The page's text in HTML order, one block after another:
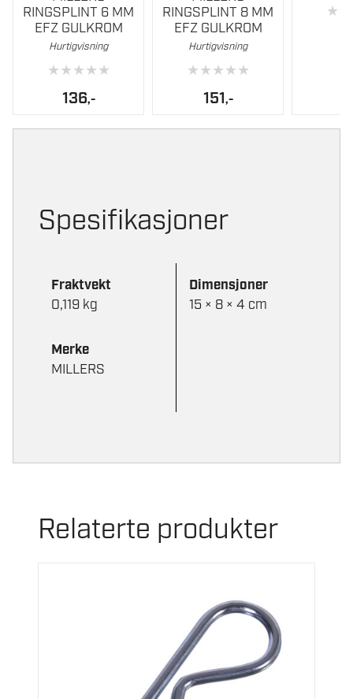
RINGSPLINT 6 MM
EFZ GULKROM
Hurtigvisning
★★★★★
136,-
RINGSPLINT 8 MM
EFZ GULKROM
Hurtigvisning
★★★★★
151,-
★
Spesifikasjoner
Fraktvekt
0,119 kg
Dimensjoner
15 × 8 × 4 cm
Merke
MILLERS
Relaterte produkter